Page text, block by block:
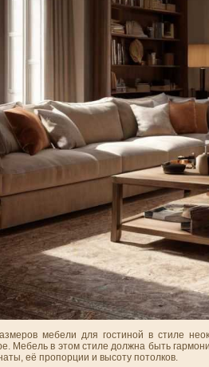
мебели для гостиной в стиле
Мебель в этом стиле должна быть
её пропорции и высоту потолков.